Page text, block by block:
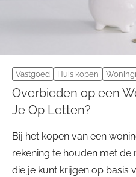
Vastgoed Huis kopen
Overbieden op een
Je Op Letten?
Bij het kopen van een
rekening te houden met de
die je kunt krijgen op basis